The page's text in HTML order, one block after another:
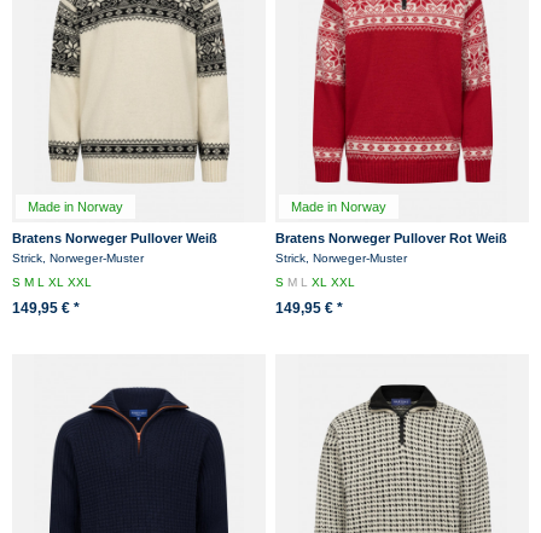
Made in Norway
Bratens Norweger Pullover Weiß
Schwarz Snøstjerne Schneeflocke
Strick, Norweger-Muster
SMLXLXXL
149,95 € *
Made in Norway
Bratens Norweger Pullover Rot Weiß
Snøstjerne Schneeflocke Troyer
Strick, Norweger-Muster
S M LXLXXL
149,95 € *